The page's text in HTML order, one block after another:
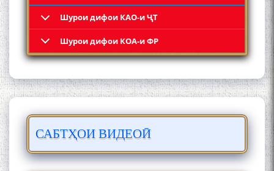
Шурои дифои КАО-и ҶТ
Шурои дифои КОА-и ФР
САБТҲОИ ВИДЕОӢ
4-уми декабр- зодрӯзи
шоири абадзинда Абулқосим
Лоҳутӣ
АБУЛҚОСИМ ЛОҲУТӢ /
ABULQOSIM LOHUTY/